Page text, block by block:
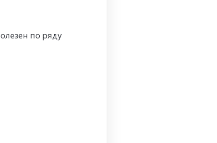
по ряду